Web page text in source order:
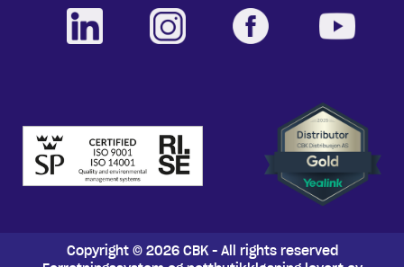
Copyright © 2026 CBK - All rights reserved